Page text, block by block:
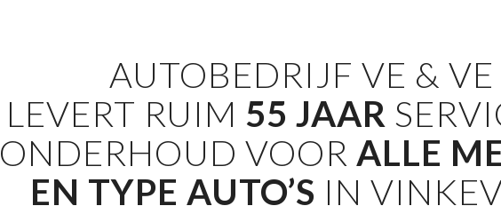
AUTOBEDRIJF VE & VE
LEVERT RUIM 55 JAAR
ONDERHOUD VOOR ALLE
EN TYPE AUTO’S IN